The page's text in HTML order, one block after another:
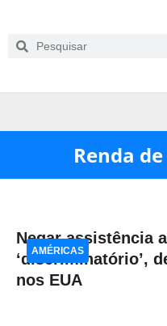
Renda
Negar assistência
‘discriminatório’,
nos EUA
AMÉRICAS